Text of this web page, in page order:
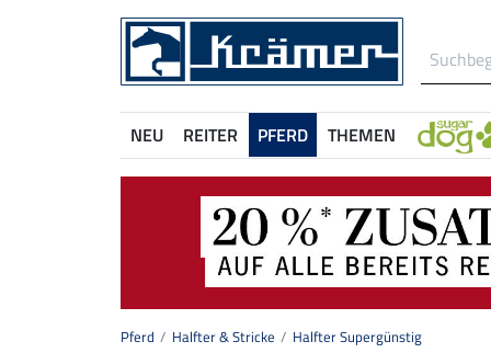
NEU REITER PFERD THEMEN
Pferd Halfter & Stricke Halfter Supergünstig